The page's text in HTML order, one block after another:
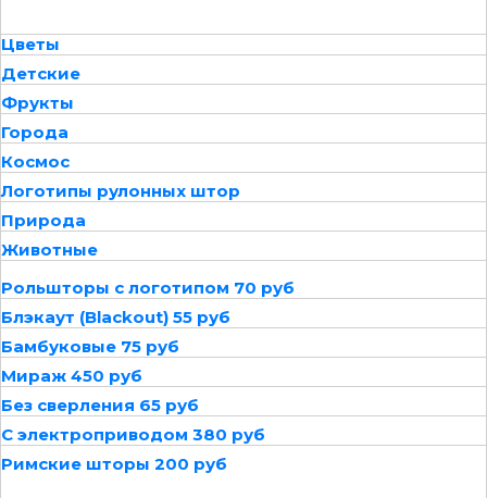
Цветы
Детские
Фрукты
Города
Космос
Логотипы рулонных штор
Природа
Животные
Рольшторы с логотипом 70 руб
Блэкаут (Blackout) 55 руб
Бамбуковые 75 руб
Мираж 450 руб
Без сверления 65 руб
С электроприводом 380 руб
Римские шторы 200 руб